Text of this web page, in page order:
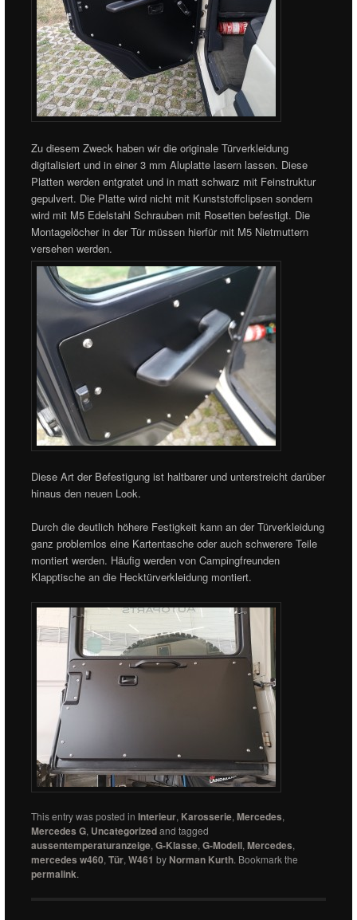
Zu diesem Zweck haben wir die originale Türverkleidung
digitalisiert und in einer 3 mm Aluplatte lasern lassen. Diese
Platten werden entgratet und in matt schwarz mit Feinstruktur
gepulvert. Die Platte wird nicht mit Kunststoffclipsen sondern
wird mit M5 Edelstahl Schrauben mit Rosetten befestigt. Die
Montagelöcher in der Tür müssen hierfür mit M5 Nietmuttern
versehen werden.
Diese Art der Befestigung ist haltbarer und unterstreicht darüber
hinaus den neuen Look.
Durch die deutlich höhere Festigkeit kann an der Türverkleidung
ganz problemlos eine Kartentasche oder auch schwerere Teile
montiert werden. Häufig werden von Campingfreunden
Klapptische an die Hecktürverkleidung montiert.
This entry was posted inInterieur, Karosserie,Mercedes,
Mercedes G, Uncategorizedand tagged
aussentemperaturanzeige,G-Klasse,G-Modell,Mercedes,
mercedes w460,Tür,W461 byNorman Kurth. Bookmark the
permalink.